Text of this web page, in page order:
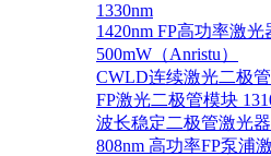
1330nm
1420nm FP高功率激光
500mW（Anristu）
CWLD连续激光二极管
FP激光二极管模块
波长稳定二极管激光器
808nm 高功率FP泵浦